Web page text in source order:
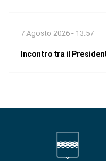
7 Agosto 2026 - 13:57
Incontro tra il